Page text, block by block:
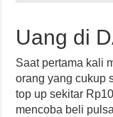
Uang di
Saat pertama kali
orang yang cukup
top up sekitar
mencoba beli